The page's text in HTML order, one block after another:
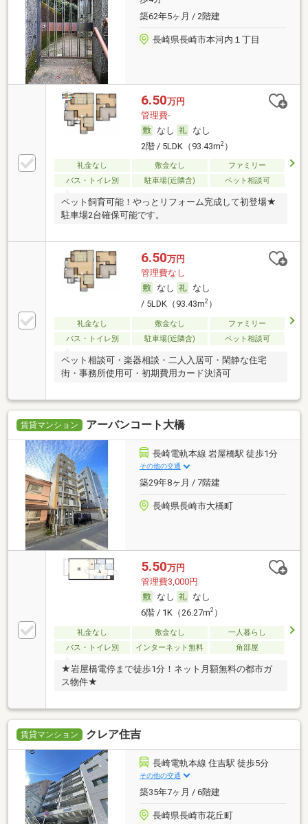
築62年5ヶ月 / 2階建
長崎県長崎市本河内１丁目
6.50万円
管理費-
なし
なし
2階 / 5LDK（93.43m2）
礼金なし 敷金なし
ファミリー
バス・トイレ別
駐車場(近隣含) ペット相談可
ペット飼育可能！やっとリフォーム完成して初登場★
駐車場2台確保可能です。
6.50万円
管理費なし
なし
なし
/ 5LDK（93.43m2）
礼金なし 敷金なし
ファミリー
バス・トイレ別
駐車場(近隣含) ペット相談可
ペット相談可・楽器相談・二人入居可・閑静な住宅
街・事務所使用可・初期費用カード決済可
賃貸マンション アーバンコート大橋
長崎電軌本線 岩屋橋駅 徒歩1分
その他の交通
築29年8ヶ月 / 7階建
長崎県長崎市大橋町
5.50万円
管理費3,000円
なし
なし
6階 / 1K（26.27m2）
礼金なし 敷金なし
一人暮らし
バス・トイレ別
インターネット無料 角部屋
★岩屋橋電停まで徒歩1分！ネット月額無料の都市ガ
ス物件★
賃貸マンション クレア住吉
長崎電軌本線 住吉駅 徒歩5分
その他の交通
築35年7ヶ月 / 6階建
長崎県長崎市花丘町